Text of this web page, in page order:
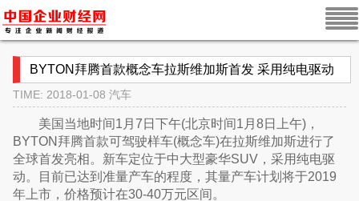
BYTON拜腾首款概念车拉斯维加斯首发 采用纯电驱动
TIME: 2018-01-08 汽车
美国当地时间1月7日下午(北京时间1月8日上午)，
BYTON拜腾首款可驾驶样车(概念车)在拉斯维加斯进行了
全球首发亮相。新车定位于中大型豪华SUV，采用纯电驱
动。目前已达到准量产车的程度，其量产车计划将于2019
年上市，价格预计在30-40万元区间。